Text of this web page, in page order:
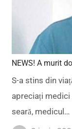
NEWS! A murit
S-a stins din
apreciați medici
seară, medicul…